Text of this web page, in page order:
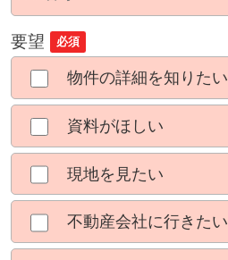
要望 必須
物件の詳細を知りたい
資料がほしい
現地を見たい
不動産会社に行きたい